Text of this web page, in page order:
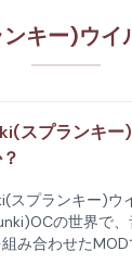
キー)ウイ
スプランキー
スプランキー)ウ
の世界で
み合わせたMOD